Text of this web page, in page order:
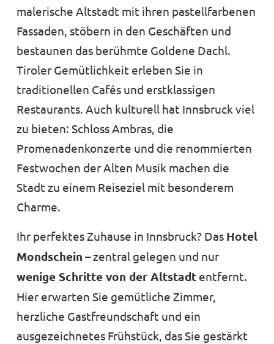
malerische Altstadt mit ihren pastellfarbenen
Fassaden, stöbern in den Geschäften und
bestaunen das berühmte Goldene Dachl.
Tiroler Gemütlichkeit erleben Sie in
traditionellen Cafés und erstklassigen
Restaurants. Auch kulturell hat Innsbruck viel
zu bieten: Schloss Ambras, die
Promenadenkonzerte und die renommierten
Festwochen der Alten Musik machen die
Stadt zu einem Reiseziel mit besonderem
Charme.
Ihr perfektes Zuhause in Innsbruck? Das Hotel
Mondschein – zentral gelegen und nur
wenige Schritte von der Altstadtentfernt.
Hier erwarten Sie gemütliche Zimmer,
herzliche Gastfreundschaft und ein
ausgezeichnetes Frühstück, das Sie gestärkt